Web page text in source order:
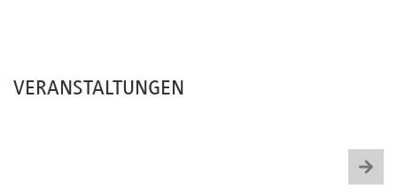
Newsletter
VERANSTALTUNGEN